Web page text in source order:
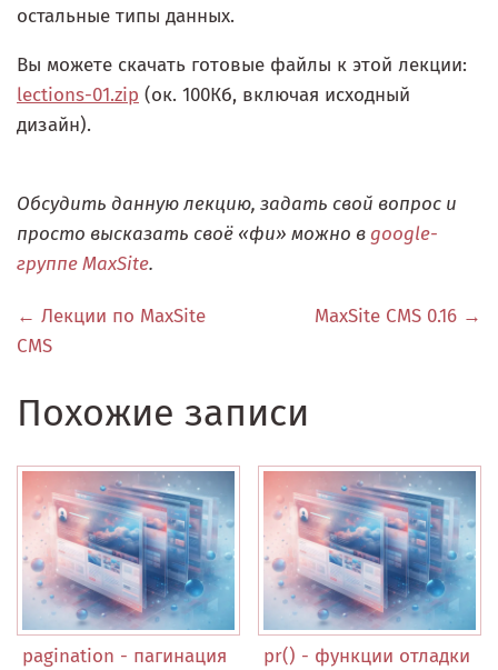
остальные типы данных.
Вы можете скачать готовые файлы к этой лекции:
lections-01.zip (ок. 100Кб, включая исходный
дизайн).
Обсудить данную лекцию, задать свой вопрос и
просто высказать своё «фи» можно в google-
группе MaxSite.
← Лекции по MaxSite
CMS
MaxSite CMS 0.16 →
Похожие записи
pagination - пагинация
pr() - функции отладки